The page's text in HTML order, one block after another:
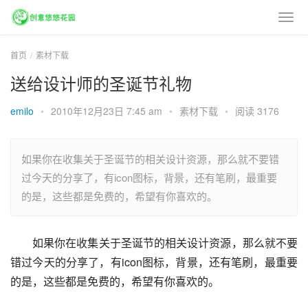
首页 素材下载
送给设计师的圣诞节礼物
emilo • 2010年12月23日 7:45 am • 素材下载 • 阅读 3176
如果你在收集关于圣诞节的相关设计资源，那么就不要错
过今天的分享了，有icon图标，背景，还有笔刷，最重要
的是，这些都是免费的，希望有你喜欢的。
如果你在收集关于圣诞节的相关设计资源，那么就不要
错过今天的分享了，有icon图标，背景，还有笔刷，最重要
的是，这些都是免费的，希望有你喜欢的。